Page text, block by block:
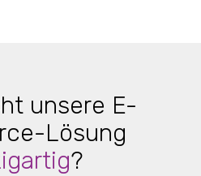
unsere E-
Lösung
?